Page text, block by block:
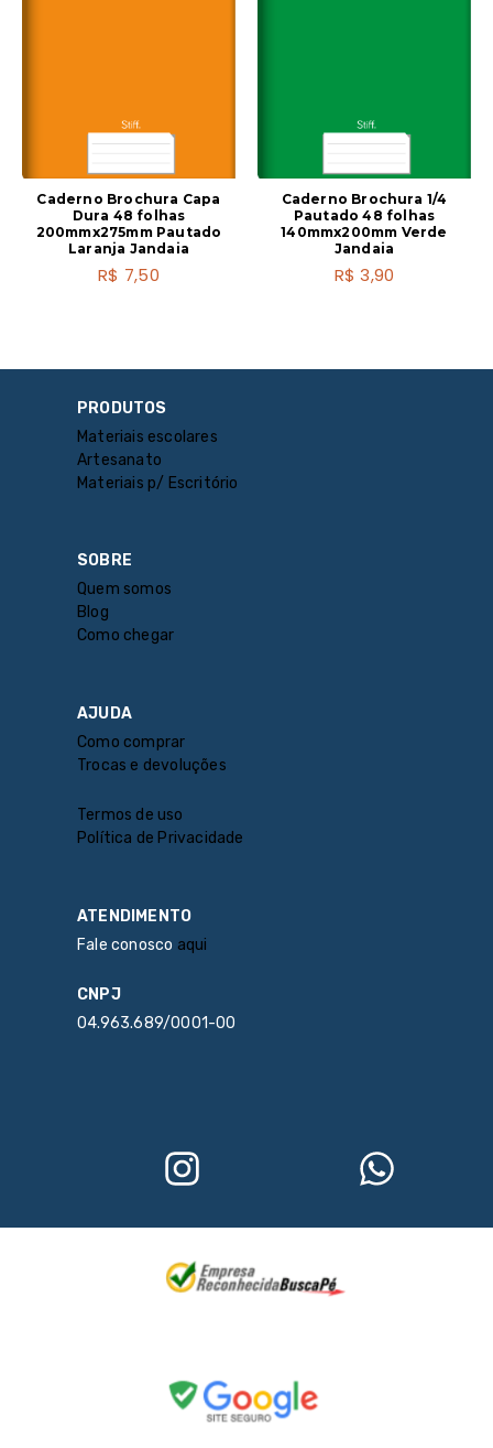
Caderno Brochura Capa
Dura 48 folhas
200mmx275mm Pautado
Laranja Jandaia
R$ 7,50
Caderno Brochura 1/4
Pautado 48 folhas
140mmx200mm Verde
Jandaia
R$ 3,90
PRODUTOS
Materiais escolares
Artesanato
Materiais p/ Escritório
SOBRE
Quem somos
Blog
Como chegar
AJUDA
Como comprar
Trocas e devoluções
Termos de uso
Política de Privacidade
ATENDIMENTO
Fale conosco aqui
CNPJ
04.963.689/0001-00